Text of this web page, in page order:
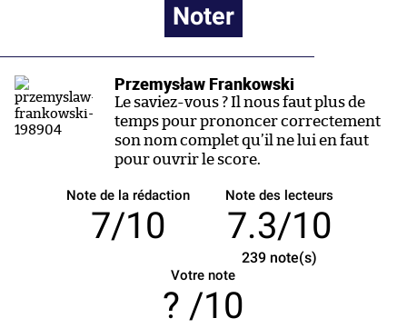
Noter
Przemysław Frankowski
Le saviez-vous ? Il nous faut plus de
temps pour prononcer correctement
son nom complet qu’il ne lui en faut
pour ouvrir le score.
Note de la rédaction
7/10
Note des lecteurs
7.3/10
239note(s)
Votre note
/10